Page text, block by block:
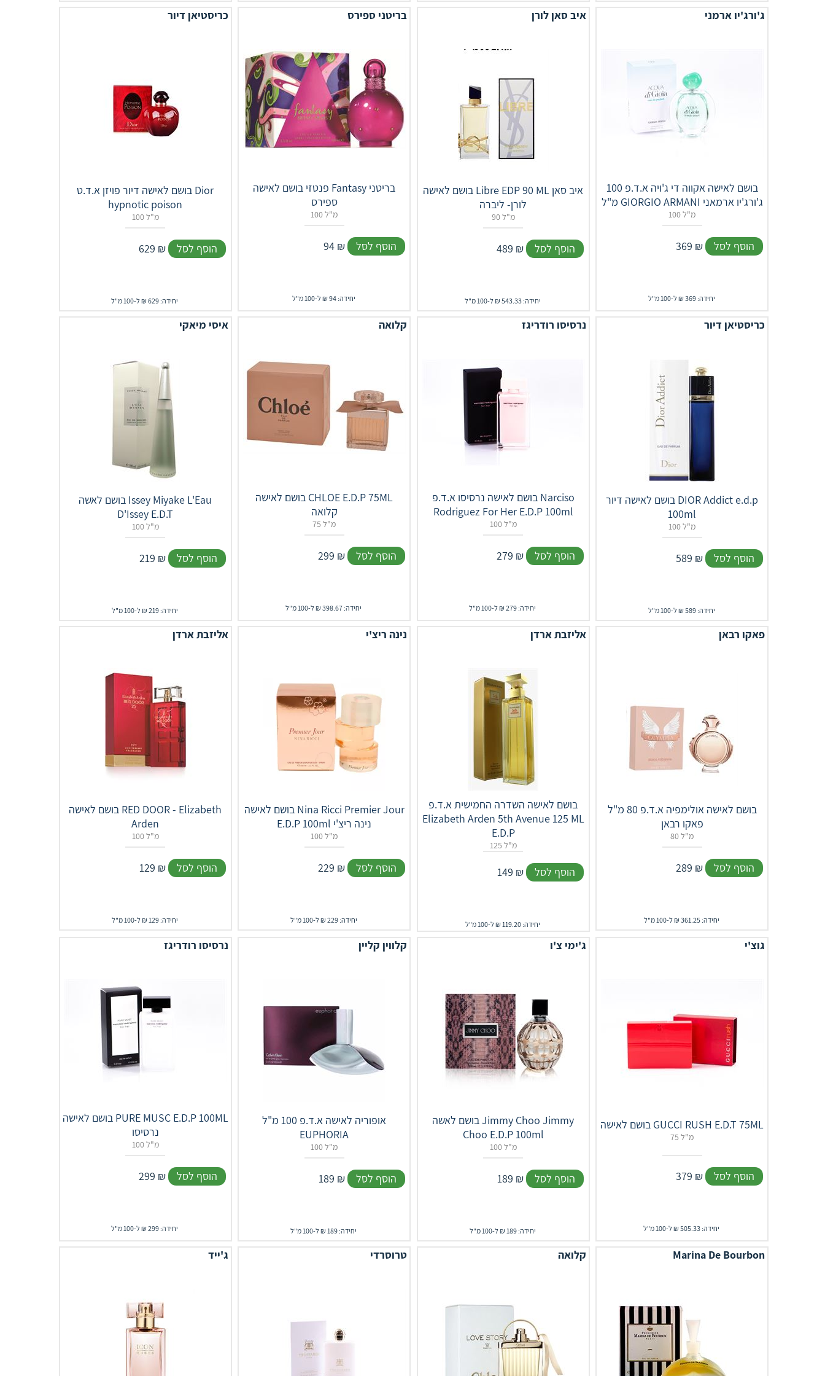
ג'ורג'יו ארמני
בושם לאישה אקווה די ג'ויה א.ד.פ 100
מ"ל GIORGIO ARMANI ג'ורג'יו ארמאני
100 מ"ל
369 ₪ הוסף לסל
יחידה: 369 ₪ ל-100 מ"ל
איב סאן לורן
בושם לאישה Libre EDP 90 ML איב סאן
לורן- ליברה
90 מ"ל
489 ₪ הוסף לסל
יחידה: 543.33 ₪ ל-100 מ"ל
בריטני ספירס
פנטזי בושם לאישה Fantasy בריטני
ספירס
100 מ"ל
94 ₪ הוסף לסל
יחידה: 94 ₪ ל-100 מ"ל
כריסטיאן דיור
בושם לאישה דיור פויזן א.ד.ט Dior
hypnotic poison
100 מ"ל
629 ₪ הוסף לסל
יחידה: 629 ₪ ל-100 מ"ל
כריסטיאן דיור
בושם לאישה דיור DIOR Addict e.d.p
100ml
100 מ"ל
589 ₪ הוסף לסל
יחידה: 589 ₪ ל-100 מ"ל
נרסיסו רודריגז
בושם לאישה נרסיסו א.ד.פ Narciso
Rodriguez For Her E.D.P 100ml
100 מ"ל
279 ₪ הוסף לסל
יחידה: 279 ₪ ל-100 מ"ל
קלואה
בושם לאישה CHLOE E.D.P 75ML
קלואה
75 מ"ל
299 ₪ הוסף לסל
יחידה: 398.67 ₪ ל-100 מ"ל
איסי מיאקי
בושם לאשה Issey Miyake L'Eau
D'Issey E.D.T
100 מ"ל
219 ₪ הוסף לסל
יחידה: 219 ₪ ל-100 מ"ל
פאקו רבאן
בושם לאישה אולימפיה א.ד.פ 80 מ"ל
פאקו רבאן
80 מ"ל
289 ₪ הוסף לסל
יחידה: 361.25 ₪ ל-100 מ"ל
אליזבת ארדן
בושם לאישה השדרה החמישית א.ד.פ
Elizabeth Arden 5th Avenue 125 ML
E.D.P
125 מ"ל
149 ₪ הוסף לסל
יחידה: 119.20 ₪ ל-100 מ"ל
נינה ריצ'י
בושם לאישה Nina Ricci Premier Jour
E.D.P 100ml נינה ריצ'י
100 מ"ל
229 ₪ הוסף לסל
יחידה: 229 ₪ ל-100 מ"ל
אליזבת ארדן
בושם לאישה RED DOOR - Elizabeth
Arden
100 מ"ל
129 ₪ הוסף לסל
יחידה: 129 ₪ ל-100 מ"ל
גוצ'י
בושם לאישה GUCCI RUSH E.D.T 75ML
75 מ"ל
379 ₪ הוסף לסל
יחידה: 505.33 ₪ ל-100 מ"ל
ג'ימי צ'ו
בושם לאשה Jimmy Choo Jimmy
Choo E.D.P 100ml
100 מ"ל
189 ₪ הוסף לסל
יחידה: 189 ₪ ל-100 מ"ל
קלווין קליין
אופוריה לאישה א.ד.פ 100 מ"ל
EUPHORIA
100 מ"ל
189 ₪ הוסף לסל
יחידה: 189 ₪ ל-100 מ"ל
נרסיסו רודריגז
בושם לאישה PURE MUSC E.D.P 100ML
נרסיסו
100 מ"ל
299 ₪ הוסף לסל
יחידה: 299 ₪ ל-100 מ"ל
Marina De Bourbon קלואה טרוסרדי ג'ייד